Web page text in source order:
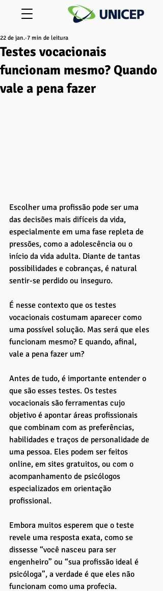
Testes vocacionais
funcionam mesmo? Quando
vale a pena fazer
22 de jan. 7 min de leitura
Escolher uma profissão pode ser uma
das decisões mais difíceis da vida,
especialmente em uma fase repleta de
pressões, como a adolescência ou o
início da vida adulta. Diante de tantas
possibilidades e cobranças, é natural
sentir-se perdido ou inseguro.
É nesse contexto que os testes
vocacionais costumam aparecer como
uma possível solução. Mas será que eles
funcionam mesmo? E quando, afinal,
vale a pena fazer um?
Antes de tudo, é importante entender o
que são esses testes. Os testes
vocacionais são ferramentas cujo
objetivo é apontar áreas profissionais
que combinam com as preferências,
habilidades e traços de personalidade de
uma pessoa. Eles podem ser feitos
online, em sites gratuitos, ou com o
acompanhamento de psicólogos
especializados em orientação
profissional.
Embora muitos esperem que o teste
revele uma resposta exata, como se
dissesse “você nasceu para ser
engenheiro” ou “sua profissão ideal é
psicóloga”, a verdade é que eles não
funcionam como uma profecia.